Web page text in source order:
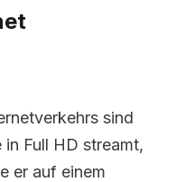
sind
Full HD streamt,
er auf einem